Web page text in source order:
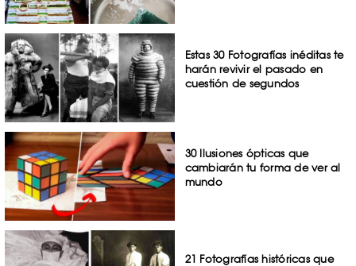
Estas 30 Fotografías inéditas te
harán revivir el pasado en
cuestión de segundos
30 Ilusiones ópticas que
cambiarán tu forma de ver al
mundo
21 Fotografías históricas que